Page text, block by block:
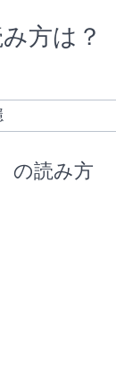
方は？
の読み方